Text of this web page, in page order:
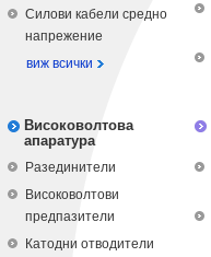
Силови кабели средно
напрежение
виж всички
Високоволтова
апаратура
Разединители
Високоволтови
предпазители
Катодни отводители